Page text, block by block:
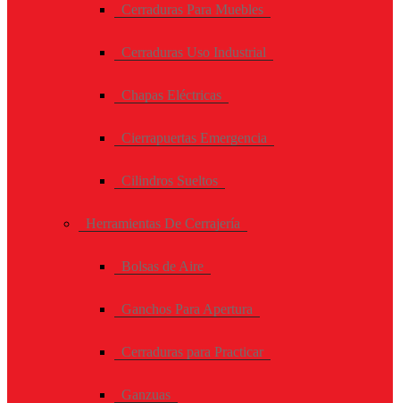
Cerraduras Para Muebles
Cerraduras Uso Industrial
Chapas Eléctricas
Cierrapuertas Emergencia
Cilindros Sueltos
Herramientas De Cerrajería
Bolsas de Aire
Ganchos Para Apertura
Cerraduras para Practicar
Ganzuas